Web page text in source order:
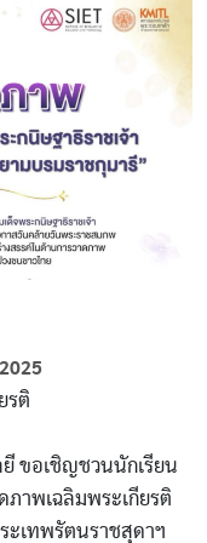
รติ
ขอเชิญชวนนักเรียน
ภาพเฉลิมพระเกียรติ
ะเทพรัตนราชสุดาฯ